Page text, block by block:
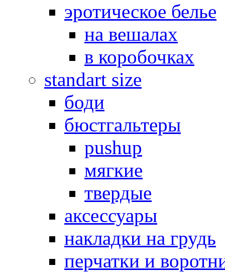
эротическое белье
на вешалах
в коробочках
standart size
боди
бюстгальтеры
pushup
мягкие
твердые
аксессуары
накладки на грудь
перчатки и